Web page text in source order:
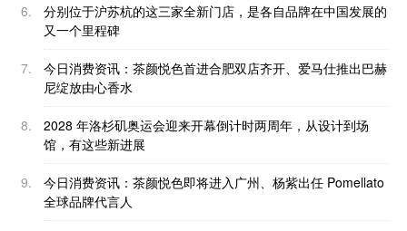
6.
分别位于沪苏杭的这三家全新门店，是各自品牌在中国发展的
又一个里程碑
7.
今日消费资讯：茶颜悦色首进合肥双店齐开、爱马仕推出巴赫
尼绽放由心香水
8.
2028 年洛杉矶奥运会迎来开幕倒计时两周年，从设计到场
馆，有这些新进展
9.
今日消费资讯：茶颜悦色即将进入广州、杨紫出任 Pomellato
全球品牌代言人